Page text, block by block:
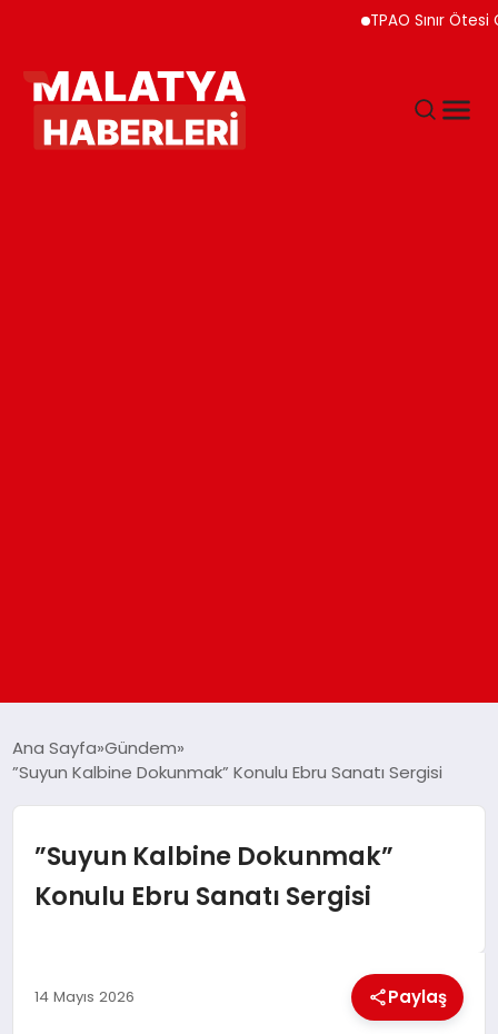
TPAO Sınır Ötesi
DÜNYA
EKONOMI
Ana Sayfa Gündem
”Suyun Kalbine Dokunmak” Konulu Ebru Sanatı Sergisi
”Suyun Kalbine Dokunmak”
Konulu Ebru Sanatı Sergisi
14 Mayıs 2026 Paylaş